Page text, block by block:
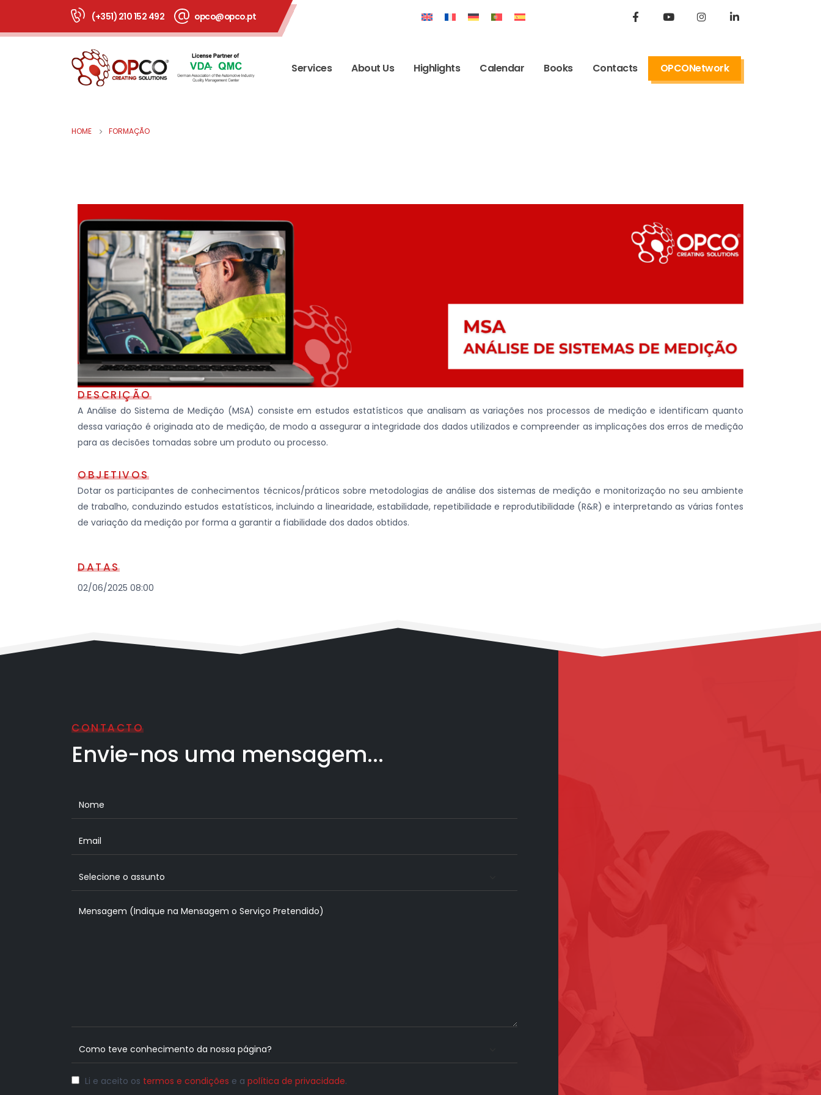
(+351) 210 152 492 opco@opco.pt
Services About Us Highlights Calendar Books Contacts OPCONetwork
HOME FORMAÇÃO
DESCRIÇÃO
A Análise do Sistema de Medição (MSA) consiste em estudos estatísticos que analisam as variações nos processos de medição e identificam quanto
dessa variação é originada ato de medição, de modo a assegurar a integridade dos dados utilizados e compreender as implicações dos erros de medição
para as decisões tomadas sobre um produto ou processo.
OBJETIVOS
Dotar os participantes de conhecimentos técnicos/práticos sobre metodologias de análise dos sistemas de medição e monitorização no seu ambiente
de trabalho, conduzindo estudos estatísticos, incluindo a linearidade, estabilidade, repetibilidade e reprodutibilidade (R&R) e interpretando as várias fontes
de variação da medição por forma a garantir a fiabilidade dos dados obtidos.
DATAS
02/06/2025 08:00
CONTACTO
Envie-nos uma mensagem...
Li e aceito os termos e condições e a política de privacidade.